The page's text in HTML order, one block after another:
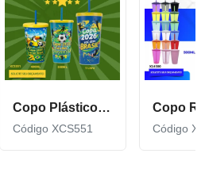
Copo Plástico personalizado In Mold Label 360 XCS551
Código XCS551 Código